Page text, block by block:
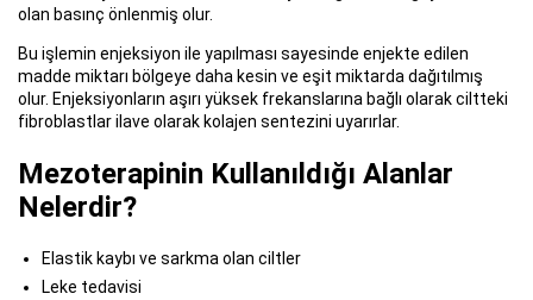
olan basınç önlenmiş olur.
Bu işlemin enjeksiyon ile yapılması sayesinde enjekte edilen
madde miktarı bölgeye daha kesin ve eşit miktarda dağıtılmış
olur. Enjeksiyonların aşırı yüksek frekanslarına bağlı olarak ciltteki
fibroblastlar ilave olarak kolajen sentezini uyarırlar.
Mezoterapinin Kullanıldığı Alanlar
Nelerdir?
Elastik kaybı ve sarkma olan ciltler
Leke tedavisi